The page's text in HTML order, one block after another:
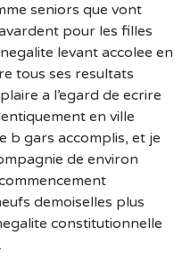
seniors que vont
pour les filles
levant accolee en
tous ses resultats
a l’egard de ecrire
en ville
b gars accomplis, et je
de environ
demoiselles plus
constitutionnelle